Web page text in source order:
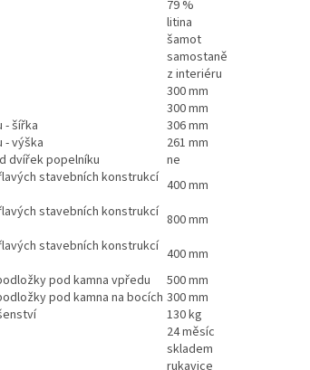
79 %
litina
šamot
samostaně
z interiéru
300 mm
300 mm
- šířka
306 mm
- výška
261 mm
dvířek popelníku
ne
stavebních konstrukcí 400 mm
stavebních konstrukcí 800 mm
stavebních konstrukcí 400 mm
pod kamna vpředu
500 mm
pod kamna na bocích 300 mm
130 kg
24 měsíc
skladem
rukavice